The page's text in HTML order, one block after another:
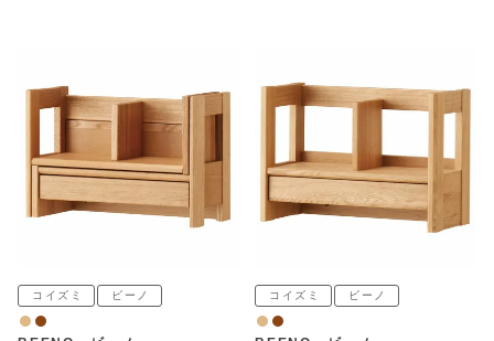
コイズミ ビーノ
ナチュラル
ウォルナット
コイズミ ビーノ
ナチュラル
ウォルナット